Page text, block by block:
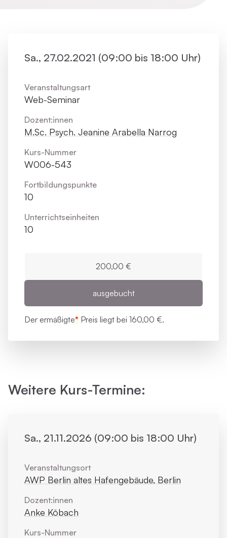
Sa., 27.02.2021 (09:00 bis 18:00 Uhr)
Veranstaltungsart
Web-Seminar
Dozent:innen
M.Sc. Psych. Jeanine Arabella Narrog
Kurs-Nummer
W006-543
Fortbildungs­punkte
10
Unterrichts­einheiten
10
200,00 €
ausgebucht
Der ermäßigte* Preis liegt bei 160,00 €.
Weitere Kurs-Termine:
Sa., 21.11.2026 (09:00 bis 18:00 Uhr)
Veranstaltungsort
AWP Berlin altes Hafengebäude, Berlin
Dozent:innen
Anke Köbach
Kurs-Nummer